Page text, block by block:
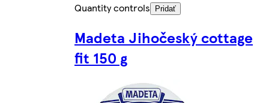
Quantity controls
Pridať
Madeta Jihočeský cottage
fit 150 g